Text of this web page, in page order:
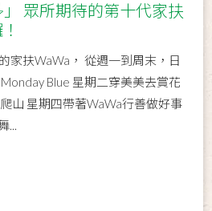
」 眾所期待的第十代家扶
家扶WaWa， 從週一到周末，日
Blue 星期二穿美美去賞花
山 星期四帶著WaWa行善做好事